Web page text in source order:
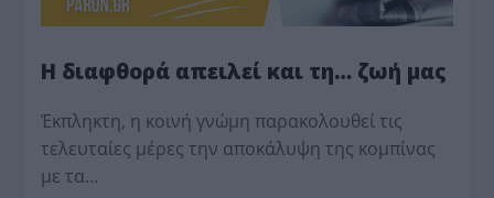
Η διαφθορά απειλεί και τη… ζωή μας
Έκπληκτη, η κοινή γνώμη παρακολουθεί τις
τελευταίες μέρες την αποκάλυψη της κο­μπίνας
με τα…